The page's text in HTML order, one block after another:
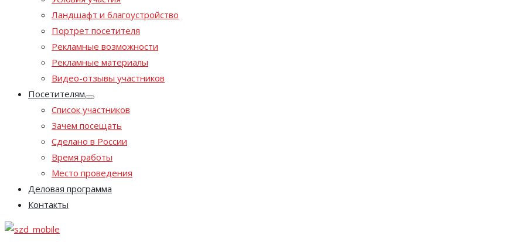
Ландшафт и благоустройство
Портрет посетителя
Рекламные возможности
Рекламные материалы
Видео-отзывы участников
Посетителям
Список участников
Зачем посещать
Сделано в России
Время работы
Место проведения
Деловая программа
Контакты